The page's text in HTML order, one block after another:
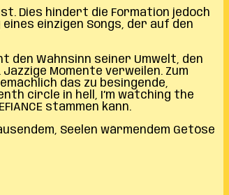
Dies hindert die Formation jedoch
einzigen Songs, der auf den
den Wahnsinn seiner Umwelt, den
Momente verweilen. Zum
das zu besingende,
circle in hell, I’m watching the
stammen kann.
Seelen wärmendem Getöse